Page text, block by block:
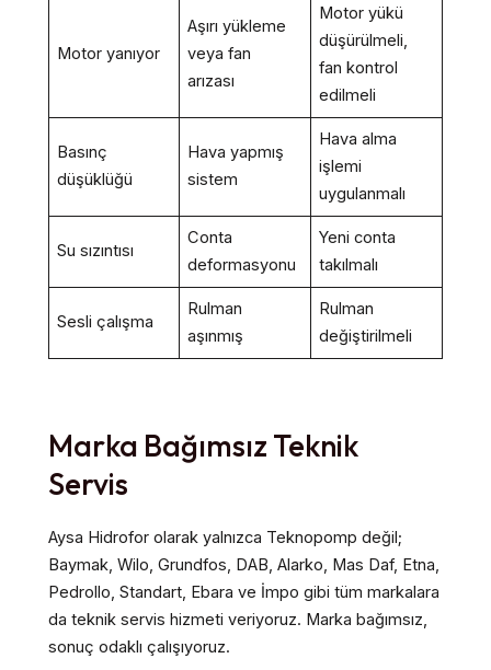
Motor yanıyor
Aşırı yükleme
veya fan
arızası
Motor yükü
düşürülmeli,
fan kontrol
edilmeli
Basınç
düşüklüğü
Hava yapmış
sistem
Hava alma
işlemi
uygulanmalı
Su sızıntısı
Conta
deformasyonu
Yeni conta
takılmalı
Sesli çalışma
Rulman
aşınmış
Rulman
değiştirilmeli
Marka Bağımsız Teknik
Servis
Aysa Hidrofor olarak yalnızca Teknopomp değil;
Baymak, Wilo, Grundfos, DAB, Alarko, Mas Daf, Etna,
Pedrollo, Standart, Ebara ve İmpo gibi tüm markalara
da teknik servis hizmeti veriyoruz. Marka bağımsız,
sonuç odaklı çalışıyoruz.